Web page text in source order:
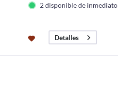
2 disponible de inmediato
Detalles